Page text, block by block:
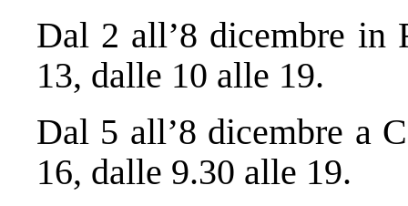
Dal 2 all’8 dicembre in
13, dalle 10 alle 19.
Dal 5 all’8 dicembre a
16, dalle 9.30 alle 19.